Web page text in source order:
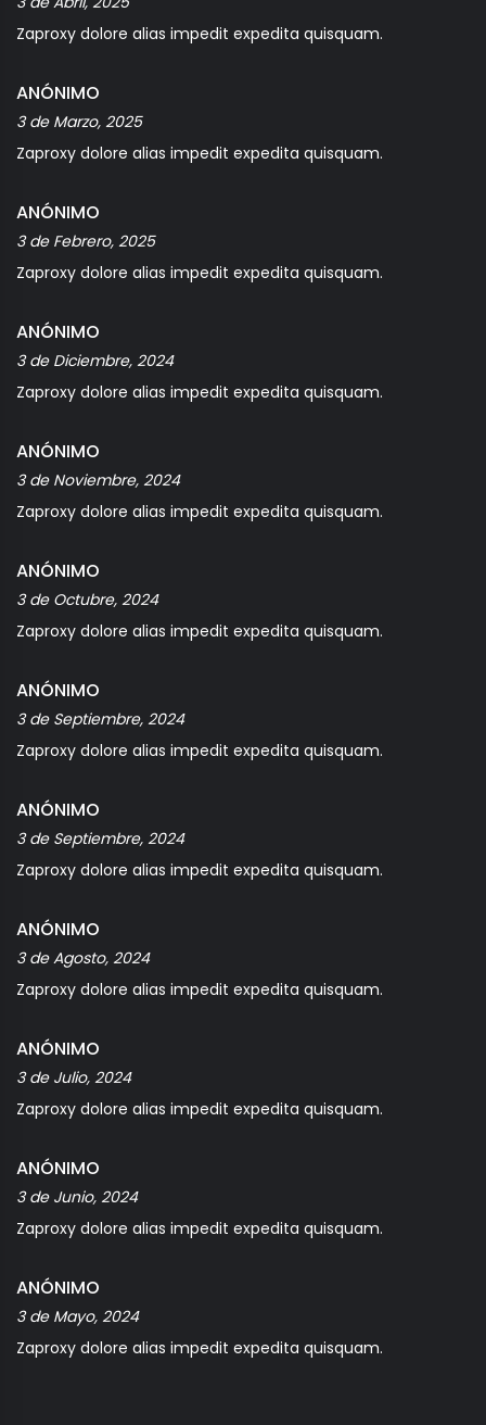
Zaproxy dolore alias impedit expedita quisquam.
ANÓNIMO
3 de Marzo, 2025
Zaproxy dolore alias impedit expedita quisquam.
ANÓNIMO
3 de Febrero, 2025
Zaproxy dolore alias impedit expedita quisquam.
ANÓNIMO
3 de Diciembre, 2024
Zaproxy dolore alias impedit expedita quisquam.
ANÓNIMO
3 de Noviembre, 2024
Zaproxy dolore alias impedit expedita quisquam.
ANÓNIMO
3 de Octubre, 2024
Zaproxy dolore alias impedit expedita quisquam.
ANÓNIMO
3 de Septiembre, 2024
Zaproxy dolore alias impedit expedita quisquam.
ANÓNIMO
3 de Septiembre, 2024
Zaproxy dolore alias impedit expedita quisquam.
ANÓNIMO
3 de Agosto, 2024
Zaproxy dolore alias impedit expedita quisquam.
ANÓNIMO
3 de Julio, 2024
Zaproxy dolore alias impedit expedita quisquam.
ANÓNIMO
3 de Junio, 2024
Zaproxy dolore alias impedit expedita quisquam.
ANÓNIMO
3 de Mayo, 2024
Zaproxy dolore alias impedit expedita quisquam.